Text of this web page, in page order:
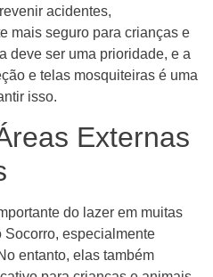
acidentes,
mais seguro para crianças e
deve ser uma prioridade, e a
e telas mosquiteiras é uma
isso.
Externas
do lazer em muitas
especialmente
entanto, elas também